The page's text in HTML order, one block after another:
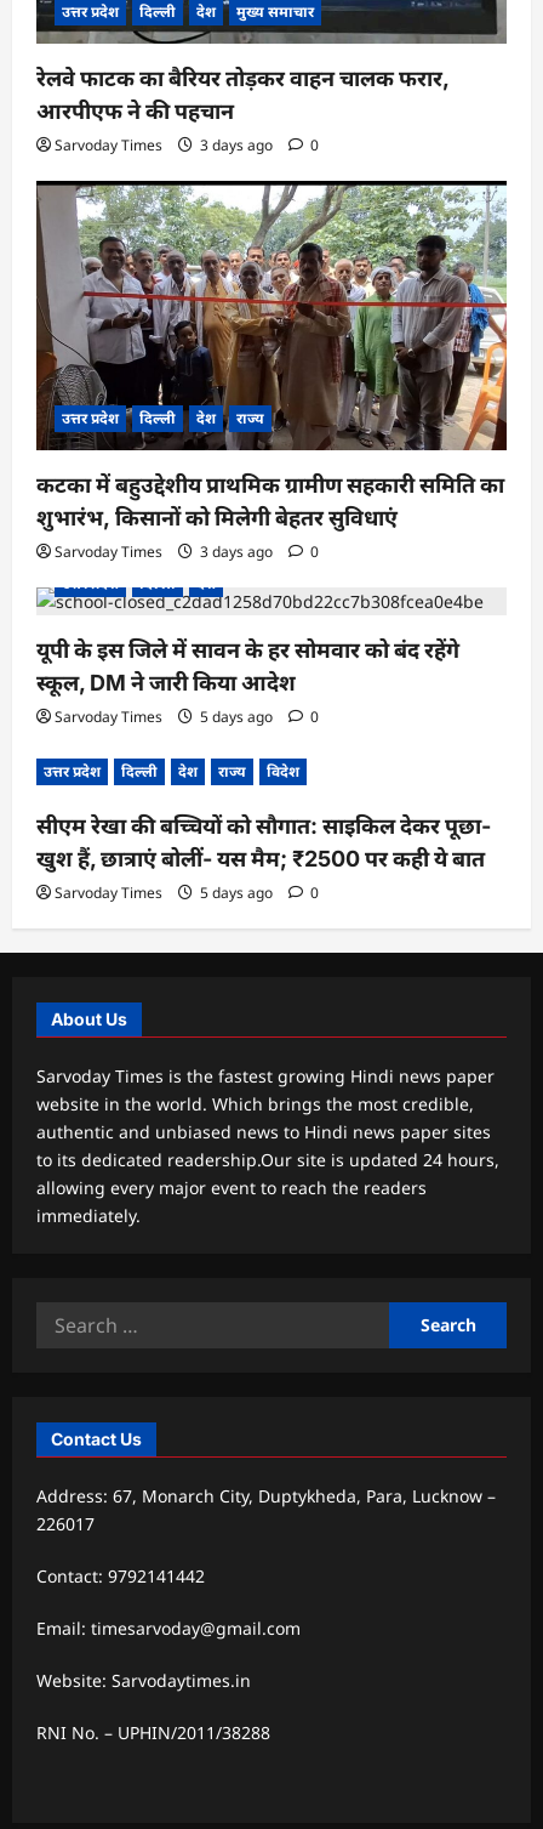
उत्तर प्रदेश दिल्ली देश मुख्य समाचार
रेलवे फाटक का बैरियर तोड़कर वाहन चालक फरार,
आरपीएफ ने की पहचान
Sarvoday Times 3 days ago 0
उत्तर प्रदेश दिल्ली देश राज्य
कटका में बहुउद्देशीय प्राथमिक ग्रामीण सहकारी समिति का
शुभारंभ, किसानों को मिलेगी बेहतर सुविधाएं
Sarvoday Times 3 days ago
0
उत्तर प्रदेश
दिल्ली देश
यूपी के इस जिले में सावन के हर सोमवार को बंद रहेंगे
स्कूल, DM ने जारी किया आदेश
Sarvoday Times 5 days ago 0
उत्तर प्रदेश दिल्ली देश राज्य विदेश
सीएम रेखा की बच्चियों को सौगात: साइकिल देकर पूछा-
खुश हैं, छात्राएं बोलीं- यस मैम; ₹2500 पर कही ये बात
Sarvoday Times 5 days ago 0
About Us
Sarvoday Times is the fastest growing Hindi news paper
website in the world. Which brings the most credible,
authentic and unbiased news to Hindi news paper sites
to its dedicated readership.Our site is updated 24 hours,
allowing every major event to reach the readers
immediately.
Search
Contact Us
Address: 67, Monarch City, Duptykheda, Para, Lucknow –
226017
Contact: 9792141442
Email: timesarvoday@gmail.com
Website: Sarvodaytimes.in
RNI No. – UPHIN/2011/38288